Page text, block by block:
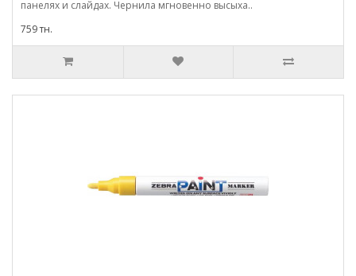
панелях и слайдах. Чернила мгновенно высыха..
759 тн.